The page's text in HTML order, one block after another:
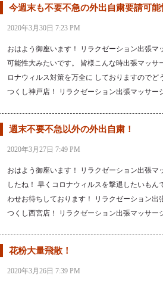
今週末も不要不急の外出自粛要請可能
2020年3月30日 7:23 PM
おはよう御座います！ リラクゼーション出張
可能性大みたいです。 皆様こんな時出張マッ
ロナウィルス対策を万全に しておりますので
つくし神戸店！ リラクゼーション出張マッサー
週末不要不急以外の外出自粛！
2020年3月27日 7:49 PM
おはよう御座います！ リラクゼーション出張
したね！ 早くコロナウィルスを撃退したいも
わせお待ちしております！ リラクゼーション
つくし西宮店！ リラクゼーション出張マッサ
花粉大量飛散！
2020年3月26日 7:39 PM